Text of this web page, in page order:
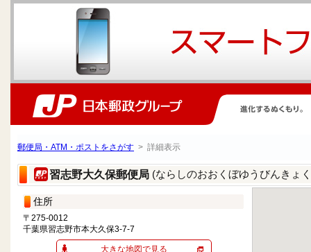
郵便局・ATM・ポストをさがす > 詳細表示
習志野大久保郵便局 (ならしのおおくぼゆうびんきょ
住所
〒275-0012
千葉県習志野市本大久保3-7-7
大きな地図で見る